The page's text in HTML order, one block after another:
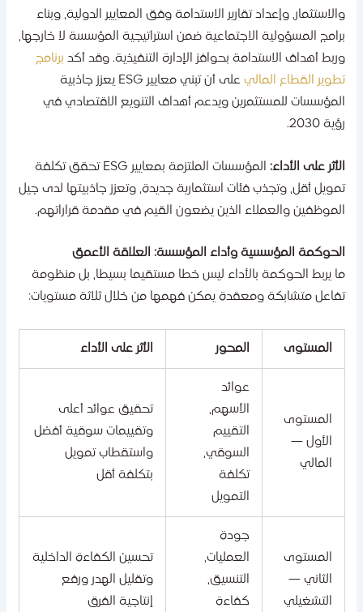
وإعداد تقارير الاستدامة وفق المعايير الدولية، وبناء
المسؤولية الاجتماعية ضمن استراتيجية المؤسسة لا خارجها،
أهداف الاستدامة بحوافز الإدارة التنفيذية. وقد أكد برنامج
القطاع المالي
على أن تبني معايير ESG يعزز جاذبية
للمستثمرين ويدعم أهداف التنويع الاقتصادي في
2030.
على الأداء:
المؤسسات الملتزمة بمعايير ESG تحقق تكلفة
أقل، وتجذب فئات استثمارية جديدة، وتعزز جاذبيتها لدى جيل
والعملاء الذين يضعون القيم في مقدمة قراراتهم.
المؤسسية وأداء المؤسسة: العلاقة الأعمق
يربط الحوكمة بالأداء ليس خطا مستقيما بسيطا، بل منظومة
متشابكة ومعقدة يمكن فهمها من خلال ثلاثة مستويات:
المستوى المحور الأثر على الأداء
المستوى
الأول —
المالي
عوائد
الأسهم،
التقييم
السوقي،
تكلفة
التمويل
تحقيق عوائد أعلى
وتقييمات سوقية أفضل
واستقطاب تمويل
بتكلفة أقل
المستوى
الثاني —
التشغيلي
جودة
العمليات،
التنسيق،
كفاءة
تحسين الكفاءة الداخلية
وتقليل الهدر ورفع
إنتاجية الفرق